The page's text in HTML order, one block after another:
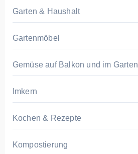
Garten & Haushalt
Gartenmöbel
Gemüse auf Balkon und im Garten
Imkern
Kochen & Rezepte
Kompostierung